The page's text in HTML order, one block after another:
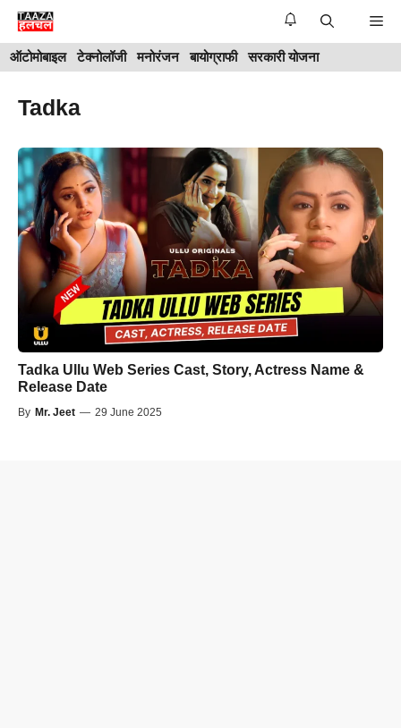
Skip
content
ऑटोमोबाइल टेक्नोलॉजी मनोरंजन बायोग्राफी सरकारी योजना
Tadka
Tadka Ullu Web Series Cast, Story, Actress Name &
Release Date
By Mr. Jeet — 29 June 2025